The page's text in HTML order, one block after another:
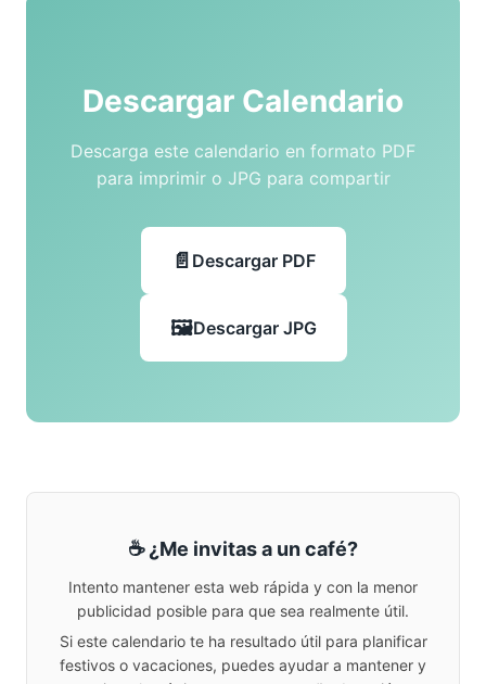
Descargar Calendario
Descarga este calendario en formato PDF
para imprimir o JPG para compartir
Descargar PDF
Descargar JPG
☕ ¿Me invitas a un café?
Intento mantener esta web rápida y con la menor
publicidad posible para que sea realmente útil.
Si este calendario te ha resultado útil para planificar
festivos o vacaciones, puedes ayudar a mantener y